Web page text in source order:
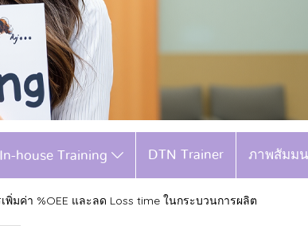
In-house Training DTN Trainer ภาพสัมม
พิ่มค่า %OEE และลด Loss time ในกระบวนการผลิต